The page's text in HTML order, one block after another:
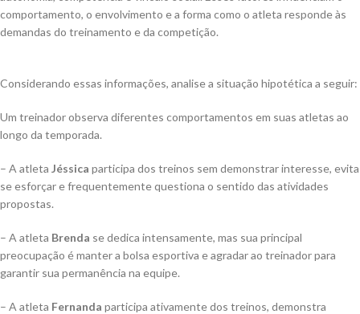
comportamento, o envolvimento e a forma como o atleta responde às
demandas do treinamento e da competição.
Considerando essas informações, analise a situação hipotética a seguir:
Um treinador observa diferentes comportamentos em suas atletas ao
longo da temporada.
– A atleta Jéssica participa dos treinos sem demonstrar interesse, evita
se esforçar e frequentemente questiona o sentido das atividades
propostas.
– A atleta Brenda se dedica intensamente, mas sua principal
preocupação é manter a bolsa esportiva e agradar ao treinador para
garantir sua permanência na equipe.
– A atleta Fernanda participa ativamente dos treinos, demonstra